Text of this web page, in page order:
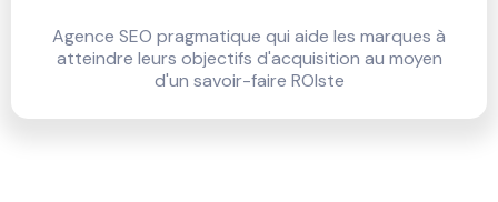
Agence SEO pragmatique qui aide les marques à
atteindre leurs objectifs d'acquisition au moyen
d'un savoir-faire ROIste